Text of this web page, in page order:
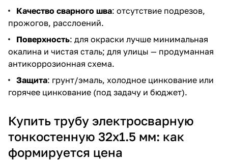
Качество сварного шва: отсутствие подрезов,
прожогов, расслоений.
Поверхность: для окраски лучше минимальная
окалина и чистая сталь; для улицы — продуманная
антикоррозионная схема.
Защита: грунт/эмаль, холодное цинкование или
горячее цинкование (под задачу и бюджет).
Купить трубу электросварную
тонкостенную 32х1.5 мм: как
формируется цена